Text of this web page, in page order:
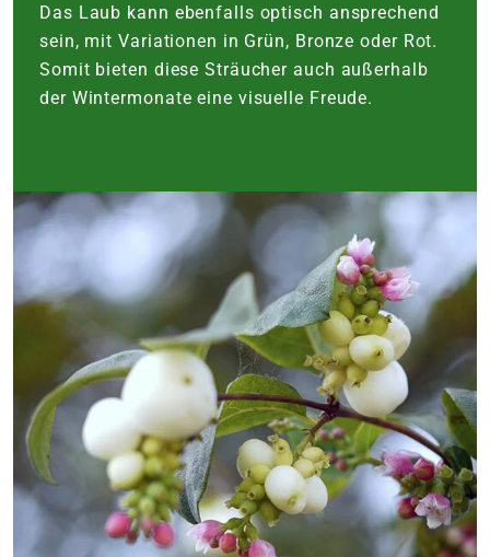
Das Laub kann ebenfalls optisch ansprechend
sein, mit Variationen in Grün, Bronze oder Rot.
Somit bieten diese Sträucher auch außerhalb
der Wintermonate eine visuelle Freude.